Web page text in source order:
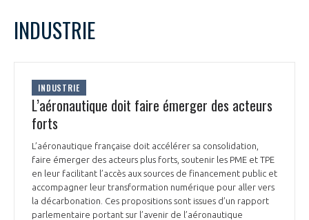
PRÉSENTATION
NOTRE VISION
NOS MISSIONS
NOTRE HISTOIRE
ORGANISATION
LE CONSEIL DU GIFAS
L’ÉQUIPE DU GIFAS
FONCTIONNEMENT
GEADS
ACCOMPAGNEMENT DE NOS ADHÉRENTS
L
1
2
14
17
31
INDUSTRIE
INDUSTRIE
L’aéronautique doit faire émerger des acteurs
forts
L’aéronautique française doit accélérer sa consolidation,
faire émerger des acteurs plus forts, soutenir les PME et TPE
en leur facilitant l’accès aux sources de financement public et
accompagner leur transformation numérique pour aller vers
la décarbonation. Ces propositions sont issues d’un rapport
parlementaire portant sur l’avenir de l’aéronautique
Rejoignez une filière d’excellence et développez